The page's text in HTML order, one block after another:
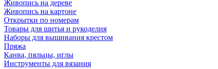
Живопись на дереве
Живопись на картоне
Открытки по номерам
Товары для шитья и рукоделия
Наборы для вышивания крестом
Пряжа
Канва, пяльцы, иглы
Инструменты для вязания